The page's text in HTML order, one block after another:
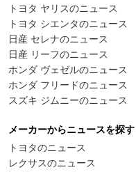
トヨタ ヤリスのニュース
トヨタ シエンタのニュース
日産 セレナのニュース
日産 リーフのニュース
ホンダ ヴェゼルのニュース
ホンダ フリードのニュース
スズキ ジムニーのニュース
メーカーからニュースを探す
トヨタのニュース
レクサスのニュース